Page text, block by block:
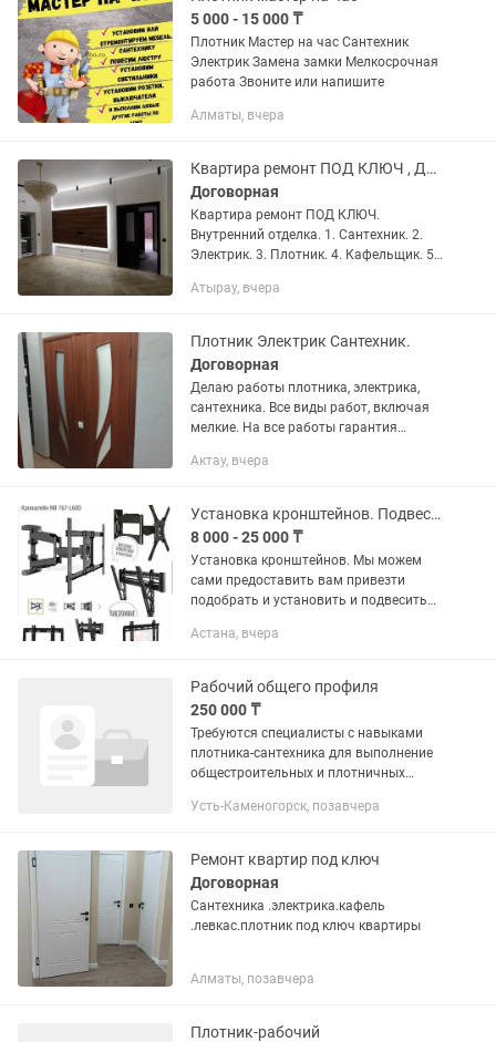
5 000 - 15 000 ₸
Плотник Мастер на час Сантехник
Электрик Замена замки Мелкосрочная
работа Звоните или напишите
Алматы, вчера
Квартира ремонт ПОД КЛЮЧ , Дизайн интерьер,
Договорная
Квартира ремонт ПОД КЛЮЧ.
Внутренний отделка. 1. Сантехник. 2.
Электрик. 3. Плотник. 4. Кафельщик. 5.
работа. 7. Дверь установка. 8. Ламинат
Атырау, вчера
Плотник Электрик Сантехник.
Договорная
Делаю работы плотника, электрика,
сантехника. Все виды работ, включая
мелкие. На все работы гарантия
специалистов! Сделаю все сам!
Актау, вчера
Установка кронштейнов. Подвесить телевизор. Держатель телевизора.
8 000 - 25 000 ₸
Установка кронштейнов. Мы можем
сами предоставить вам привезти
подобрать и установить и подвесить
по квартире электрика,
на все...
Астана, вчера
Рабочий общего профиля
250 000 ₸
Требуются специалисты с навыками
плотника-сантехника для выполнение
общестроительных и плотничных
состоянии санитарно - технических
Усть-Каменогорск, позавчера
Ремонт квартир под ключ
Договорная
Сантехника .электрика.кафель
.левкас.плотник под ключ квартиры
Алматы, позавчера
Плотник-рабочий